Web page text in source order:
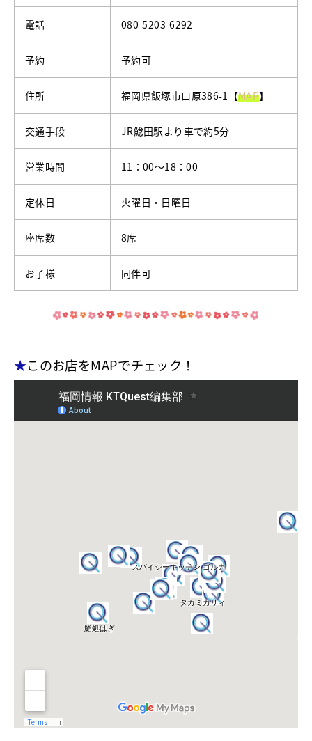
電話 080-5203-6292
予約 予約可
住所 福岡県飯塚市口原386-1【MAP】
交通手段 JR鯰田駅より車で約5分
営業時間 11：00～18：00
定休日 火曜日・日曜日
座席数 8席
お子様 同伴可
★このお店をMAPでチェック！